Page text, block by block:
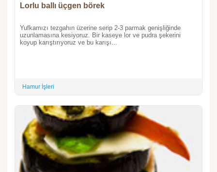
Lorlu ballı üçgen börek
Yufkamızı tezgahın üzerine serip 2-3 parmak genişliğinde
uzunlamasına kesiyoruz. Bir kaseye lor ve pudra şekerini
koyup karıştırıyoruz ve bu karışı...
Hamur İşleri